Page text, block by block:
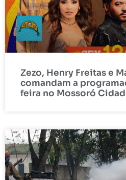
Zezo, Henry Freitas e
comandam a
feira no Mossoró